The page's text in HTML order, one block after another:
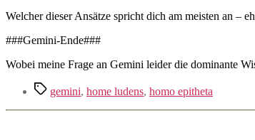
Welcher dieser Ansätze spricht dich am meisten an –
###Gemini-Ende###
Wobei meine Frage an Gemini leider die dominante
Schlagwörter
gemini, home ludens, homo epitheta